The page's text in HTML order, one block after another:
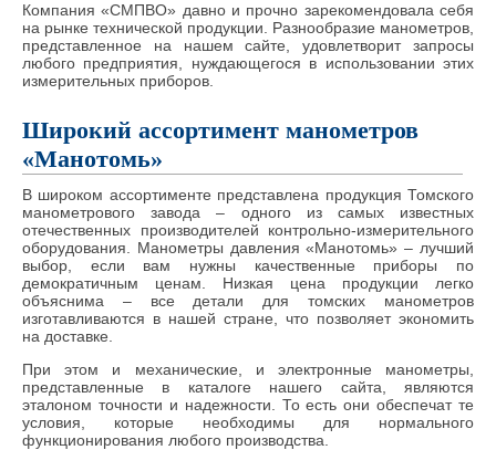
Компания «СМПВО» давно и прочно зарекомендовала себя
на рынке технической продукции. Разнообразие манометров,
представленное на нашем сайте, удовлетворит запросы
любого предприятия, нуждающегося в использовании этих
измерительных приборов.
Широкий ассортимент манометров
«Манотомь»
В широком ассортименте представлена продукция Томского
манометрового завода – одного из самых известных
отечественных производителей контрольно-измерительного
оборудования. Манометры давления «Манотомь» – лучший
выбор, если вам нужны качественные приборы по
демократичным ценам. Низкая цена продукции легко
объяснима – все детали для томских манометров
изготавливаются в нашей стране, что позволяет экономить
на доставке.
При этом и механические, и электронные манометры,
представленные в каталоге нашего сайта, являются
эталоном точности и надежности. То есть они обеспечат те
условия, которые необходимы для нормального
функционирования любого производства.